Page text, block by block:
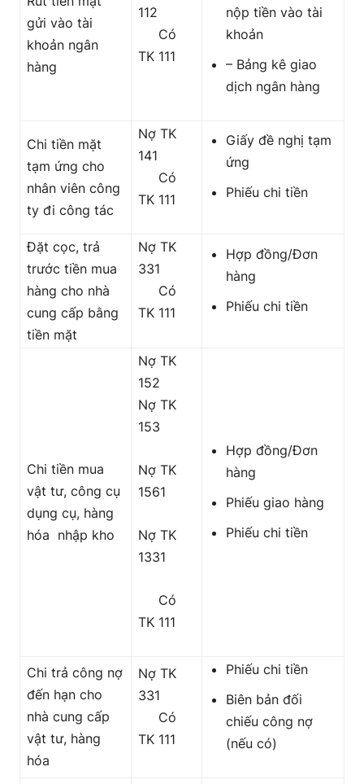
gửi vào tài
khoản ngân
hàng
112
Có
TK 111
nộp tiền vào tài
khoản
– Bảng kê giao
dịch ngân hàng
Chi tiền mặt
tạm ứng cho
nhân viên công
ty đi công tác
Nợ TK
141
Có
TK 111
Giấy đề nghị tạm
ứng
Phiếu chi tiền
Đặt cọc, trả
trước tiền mua
hàng cho nhà
cung cấp bằng
tiền mặt
Nợ TK
331
Có
TK 111
Hợp đồng/Đơn
hàng
Phiếu chi tiền
Chi tiền mua
vật tư, công cụ
dụng cụ, hàng
hóa nhập kho
Nợ TK
152
Nợ TK
153
Nợ TK
1561
Nợ TK
1331
Có
TK 111
Hợp đồng/Đơn
hàng
Phiếu giao hàng
Phiếu chi tiền
Chi trả công nợ
đến hạn cho
nhà cung cấp
vật tư, hàng
hóa
Nợ TK
331
Có
TK 111
Phiếu chi tiền
Biên bản đối
chiếu công nợ
(nếu có)